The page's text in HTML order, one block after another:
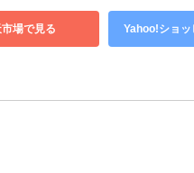
場で見る Yahoo!ショッ